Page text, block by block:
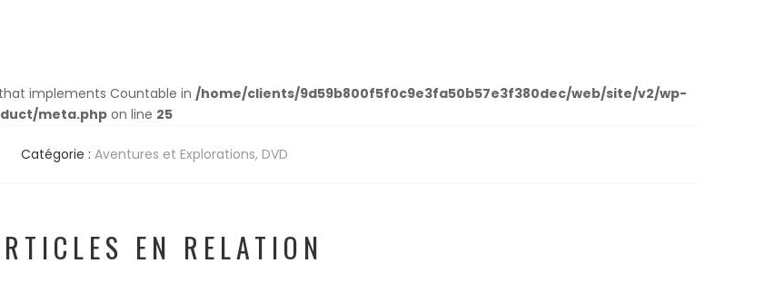
implements Countable in /home/clients/9d59b800f5f0c9e3fa50b57e3f380dec/web/site/v2/wp-
meta.php on line 25
Catégorie : Aventures et Explorations, DVD
EN RELATION